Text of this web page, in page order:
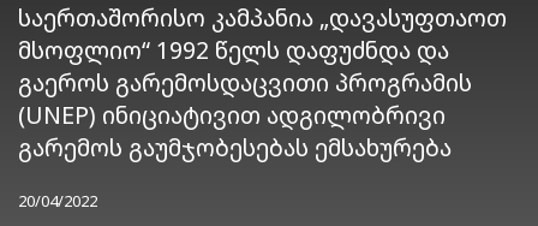
საერთაშორისო კამპანია „დავასუფთაოთ
მსოფლიო“ 1992 წელს დაფუძნდა და
გაეროს გარემოსდაცვითი პროგრამის
(UNEP) ინიციატივით ადგილობრივი
გარემოს გაუმჯობესებას ემსახურება
20/04/2022